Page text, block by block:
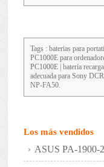
Tags : baterias para
PC1000E para
PC1000E| batería
adecuada para Sony
NP-FA50.
Los más vendidos
ASUS PA-1900-